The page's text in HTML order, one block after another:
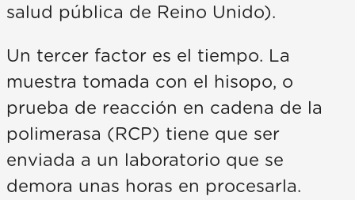
salud pública de Reino Unido).
Un tercer factor es el tiempo. La
muestra tomada con el hisopo, o
prueba de reacción en cadena de la
polimerasa (RCP) tiene que ser
enviada a un laboratorio que se
demora unas horas en procesarla.